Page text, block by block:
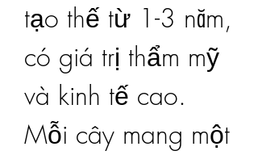
tạo thế từ 1-3 năm,
có giá trị thẩm mỹ
và kinh tế cao.
Mỗi cây mang một